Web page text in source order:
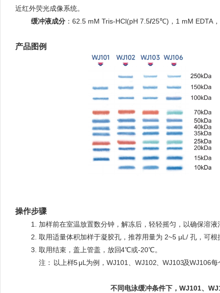
近红外荧光成像系统。
缓冲液成分 ：62. 5 mM Tris-HCl(pH 7.5/25℃) ， 1 mM EDTA ，
产品图例
操作步骤
1. 加样前在室温放置数分钟，解冻后，轻轻摇匀，以确保溶液
2. 取用适量体积加样于凝胶孔，推荐用量为 2~5 μL/ 孔，可
3. 取用结束，盖上管盖，放回4℃或-20℃。
注 ： 以上样5 μL 为例，WJ101、WJ102、 WJ103及WJ106每
不同电泳缓冲条件下，WJ101、